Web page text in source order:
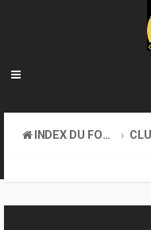
INDEX DU FORUM